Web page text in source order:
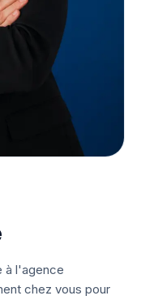
à l'agence
chez vous pour